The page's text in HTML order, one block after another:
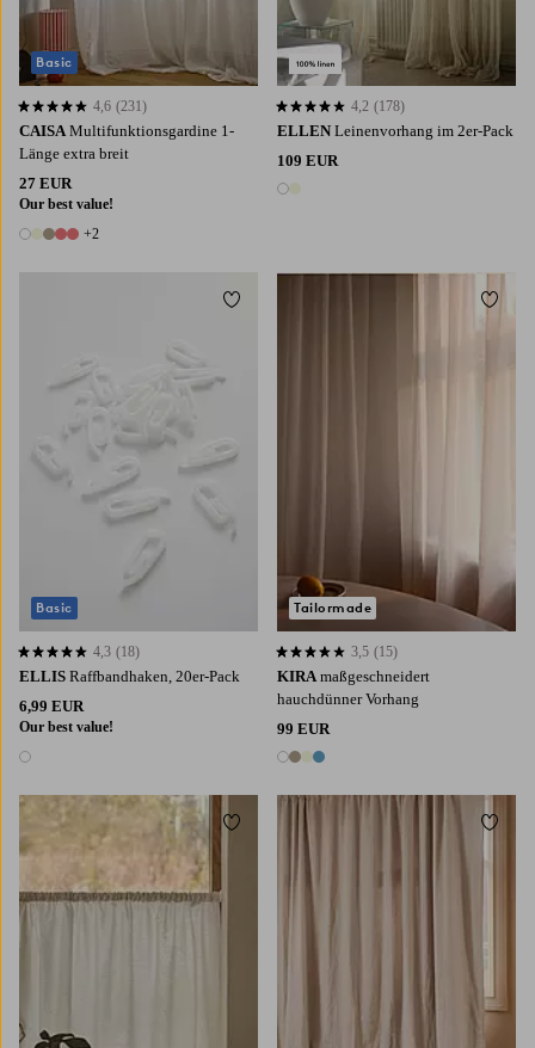
CAISA Multifunktionsgardine 1-
Länge extra breit
27 EUR
Our best value!
7 Farben
+2
4,6 basierend auf 231 Bewertungen
4,6 (231)
Basic
ELLEN Leinenvorhang im 2er-Pack
109 EUR
2 Farben
4,2 basierend auf 178 Bewertungen
4,2 (178)
ELLIS Raffbandhaken, 20er-Pack
6,99 EUR
Our best value!
1 Farbe
4,3 basierend auf 18 Bewertungen
4,3 (18)
Basic
Zu Favoriten hinzufügen
KIRA maßgeschneidert
hauchdünner Vorhang
99 EUR
4 Farben
3,5 basierend auf 15 Bewertungen
3,5 (15)
Tailormade
Zu
Zu Favoriten hinzufügen Zu
250